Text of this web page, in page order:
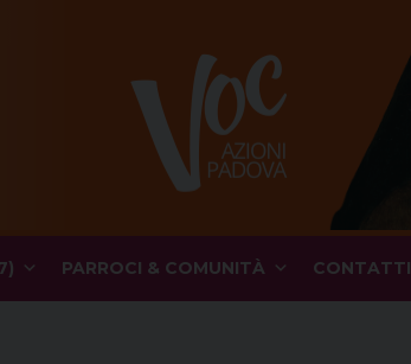
PARROCI & COMUNITÀ CONTATTI